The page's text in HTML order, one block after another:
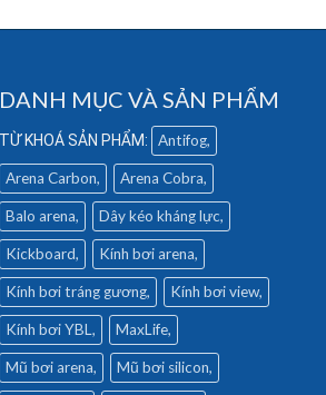
DANH MỤC VÀ SẢN PHẨM
Antifog
Arena Carbon Arena Cobra
Balo arena Dây kéo kháng lực
Kickboard Kính bơi arena
Kính bơi tráng gương Kính bơi view
Kính bơi YBL MaxLife
Mũ bơi arena Mũ bơi silicon